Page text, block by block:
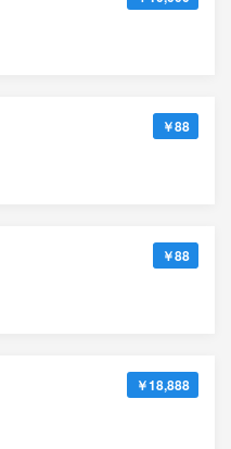
￥88
￥88
￥18,888